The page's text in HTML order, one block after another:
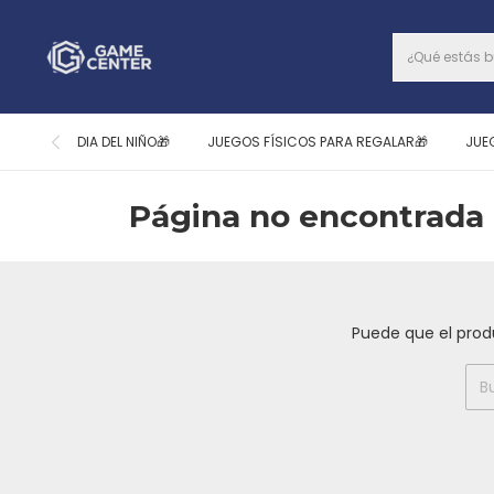
DIA DEL NIÑO🎁 JUEGOS FÍSICOS PARA REGALAR🎁
Página no encontrada
Puede que el